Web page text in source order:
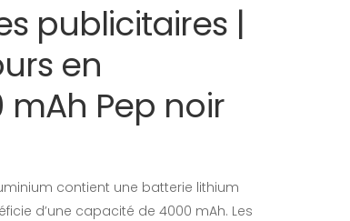
publicitaires |
en
Pep noir
contient une batterie lithium
d’une capacité de 4000 mAh. Les